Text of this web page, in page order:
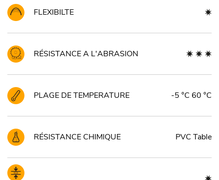
FLEXIBILTE
RÉSISTANCE A L'ABRASION
PLAGE DE TEMPERATURE -5 °C 60 °C
RÉSISTANCE CHIMIQUE PVC Table